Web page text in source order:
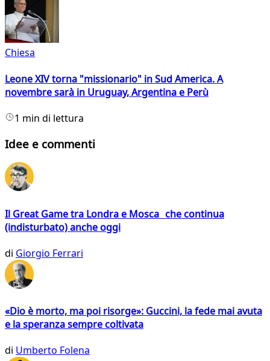
Chiesa
Leone XIV torna "missionario" in Sud America. A
novembre sarà in Uruguay, Argentina e Perù
1 min di lettura
Idee e commenti
Il Great Game tra Londra e Mosca che continua
(indisturbato) anche oggi
di Giorgio Ferrari
«Dio è morto, ma poi risorge»: Guccini, la fede mai avuta
e la speranza sempre coltivata
di Umberto Folena